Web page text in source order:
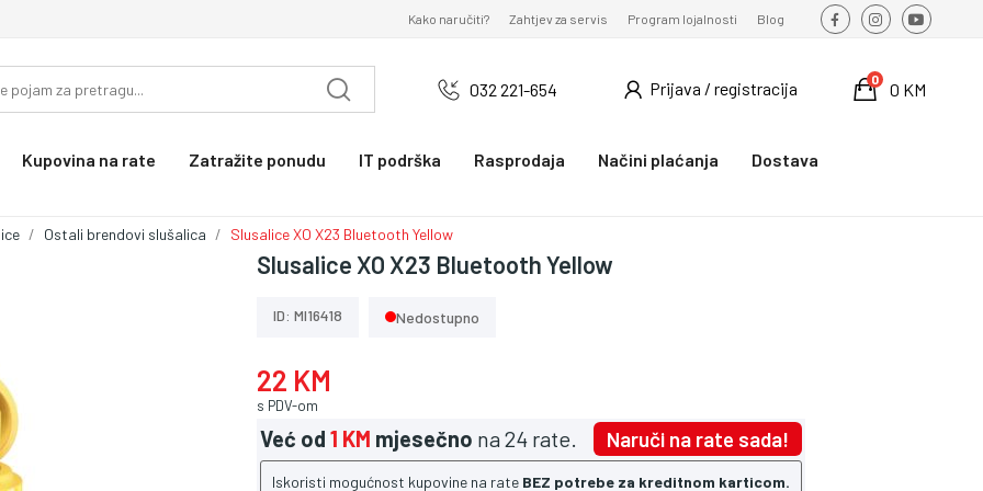
Kako naručiti? Zahtjev za servis Program lojalnosti Blog
032 221-654 Prijava / registracija 0 KM
0
Kupovina na rate Zatražite ponudu IT podrška Rasprodaja Načini plaćanja Dostava
Ostali brendovi slušalica Slusalice XO X23 Bluetooth Yellow
Slusalice XO X23 Bluetooth Yellow
ID: MI16418 Nedostupno
22 KM
s PDV-om
Već od 1 KM mjesečno na 24 rate. Naruči na rate sada!
Iskoristi mogućnost kupovine na rate BEZ potrebe za kreditnom karticom.